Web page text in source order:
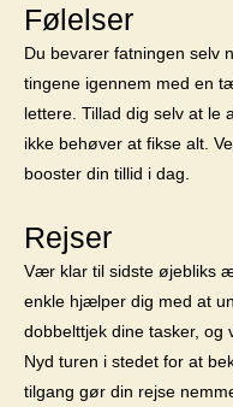
Følelser
Du bevarer fatningen selv
tingene igennem med en
lettere. Tillad dig selv at le
ikke behøver at fikse alt.
booster din tillid i dag.
Rejser
Vær klar til sidste øjebliks
enkle hjælper dig med at
dobbelttjek dine tasker, og
Nyd turen i stedet for at
tilgang gør din rejse